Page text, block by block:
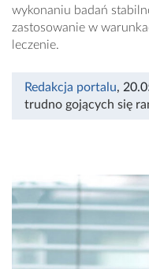
wykonaniu badań
zastosowanie w
leczenie.
Redakcja portalu,
trudno gojących się